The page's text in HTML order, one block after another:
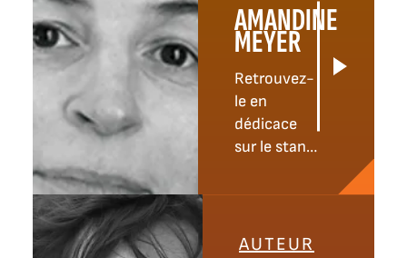
AMANDINE
MEYER
Retrouvez-
le en
dédicace
sur le stand
crayon le
le
AUTEUR